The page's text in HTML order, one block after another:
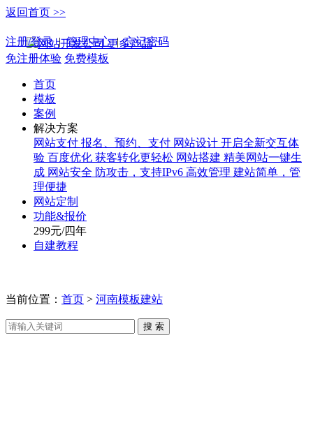
返回首页 >>
注册/登录|管理中心|忘记密码
更多产品
免注册体验 免费模板
首页
模板
案例
解决方案
网站支付 报名、预约、支付 网站设计 开启全新交互体
验 百度优化 获客转化更轻松 网站搭建 精美网站一键生
成 网站安全 防攻击，支持IPv6 高效管理 建站简单，管
理便捷
网站定制
功能&报价
299元/四年
自建教程
当前位置： 首页 > 河南模板建站